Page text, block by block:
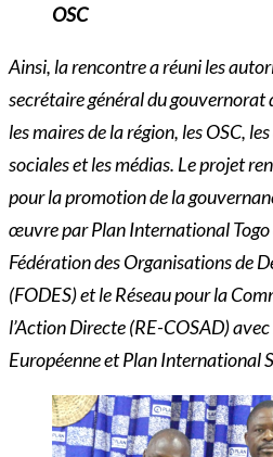
OSC
Ainsi, la rencontre a réuni les
secrétaire général du gouvernorat
les maires de la région, les OSC,
sociales et les médias. Le projet
pour la promotion de la
œuvre par Plan International
Fédération des Organisations de
(FODES) et le Réseau pour la
l’Action Directe (RE-COSAD)
Européenne et Plan International